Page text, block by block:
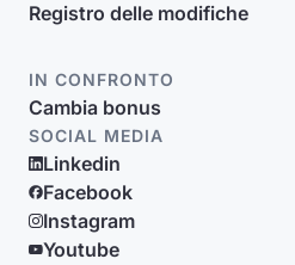
Registro delle modifiche
IN CONFRONTO
Cambia bonus
SOCIAL MEDIA
Linkedin
Facebook
Instagram
Youtube